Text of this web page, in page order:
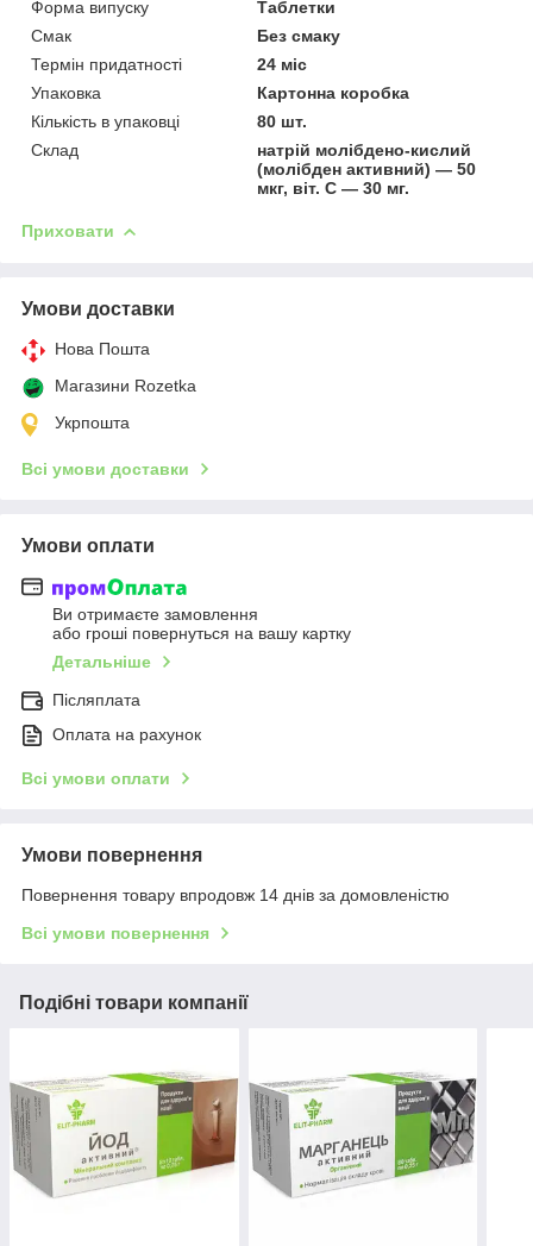
Форма випуску
Таблетки
Смак
Без смаку
Термін придатності
24 міс
Упаковка
Картонна коробка
Кількість в упаковці
80 шт.
Склад
натрій молібдено-кислий
(молібден активний) — 50
мкг, віт. С — 30 мг.
Приховати
Умови доставки
Нова Пошта
Магазини Rozetka
Укрпошта
Всі умови доставки
Умови оплати
Ви отримаєте замовлення
або гроші повернуться на вашу картку
Детальніше
Післяплата
Оплата на рахунок
Всі умови оплати
Умови повернення
Повернення товару впродовж 14 днів за домовленістю
Всі умови повернення
Подібні товари компанії